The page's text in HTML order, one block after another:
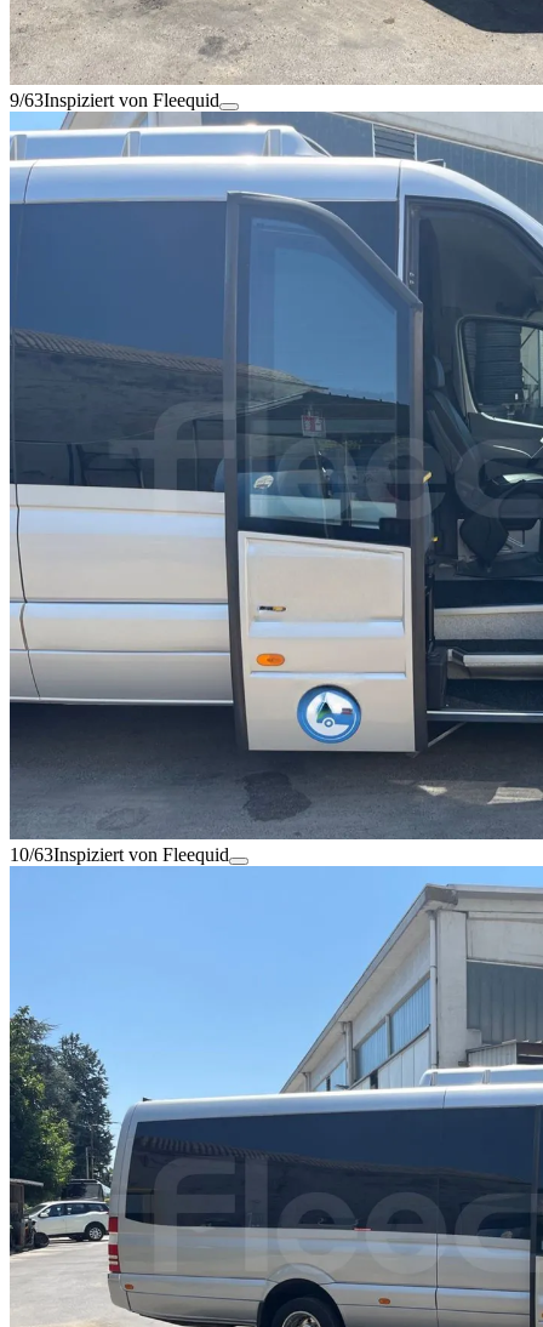
9/63Inspiziert von Fleequid
10/63Inspiziert von Fleequid